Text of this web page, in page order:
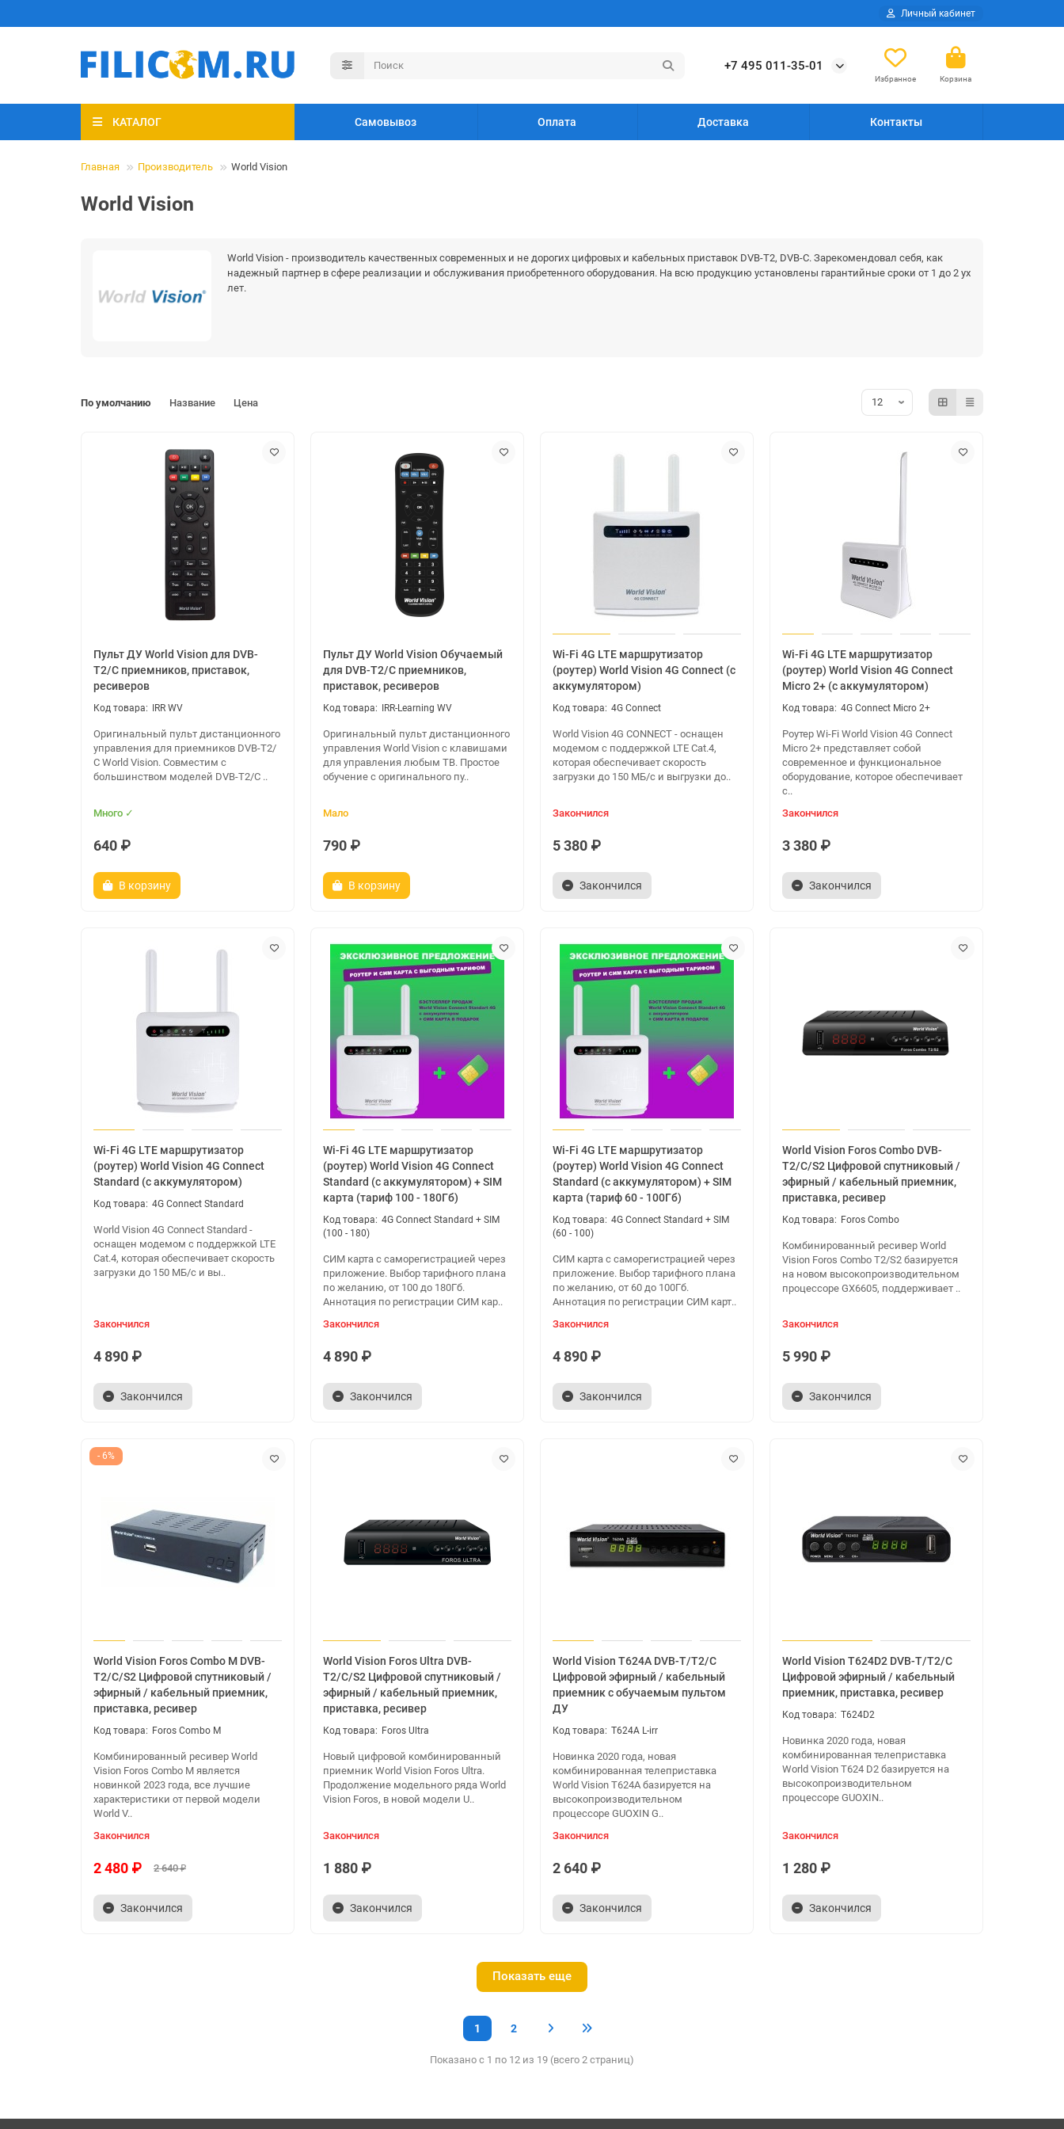
Личный кабинет
+7 495 011-35-01
Избранное Корзина
КАТАЛОГ Самовывоз Оплата Доставка Контакты
Главная Производитель World Vision
World Vision
World Vision - производитель качественных современных и не дорогих цифровых и кабельных приставок DVB-T2, DVB-C. Зарекомендовал себя, как
надежный партнер в сфере реализации и обслуживания приобретенного оборудования. На всю продукцию установлены гарантийные сроки от 1 до 2 ух
лет.
По умолчанию Название Цена
Пульт ДУ World Vision для DVB-
T2/C приемников, приставок,
ресиверов
IRR WV
Оригинальный пульт дистанционного
управления для приемников DVB-T2/
С World Vision. Совместим с
большинством моделей DVB-T2/C ..
Много ✓
640 ₽
В корзину
Пульт ДУ World Vision Обучаемый
для DVB-T2/C приемников,
приставок, ресиверов
IRR-Learning WV
Оригинальный пульт дистанционного
управления World Vision с клавишами
для управления любым ТВ. Простое
обучение с оригинального пу..
Мало
790 ₽
В корзину
Wi-Fi 4G LTE маршрутизатор
(роутер) World Vision 4G Connect (с
аккумулятором)
4G Connect
World Vision 4G CONNECT - оснащен
модемом с поддержкой LTE Cat.4,
которая обеспечивает скорость
загрузки до 150 МБ/с и выгрузки до..
Закончился
5 380 ₽
Закончился
Wi-Fi 4G LTE маршрутизатор
(роутер) World Vision 4G Connect
Micro 2+ (с аккумулятором)
4G Connect Micro 2+
Роутер Wi-Fi World Vision 4G Connect
Micro 2+ представляет собой
современное и функциональное
оборудование, которое обеспечивает
с..
Закончился
3 380 ₽
Закончился
Wi-Fi 4G LTE маршрутизатор
(роутер) World Vision 4G Connect
Standard (с аккумулятором)
4G Connect Standard
World Vision 4G Connect Standard -
оснащен модемом с поддержкой LTE
Cat.4, которая обеспечивает скорость
загрузки до 150 МБ/с и вы..
Закончился
4 890 ₽
Закончился
Wi-Fi 4G LTE маршрутизатор
(роутер) World Vision 4G Connect
Standard (с аккумулятором) + SIM
карта (тариф 100 - 180Гб)
4G Connect Standard + SIM
(100 - 180)
СИМ карта с саморегистрацией через
приложение. Выбор тарифного плана
по желанию, от 100 до 180Гб.
Аннотация по регистрации СИМ кар..
Закончился
4 890 ₽
Закончился
Wi-Fi 4G LTE маршрутизатор
(роутер) World Vision 4G Connect
Standard (с аккумулятором) + SIM
карта (тариф 60 - 100Гб)
4G Connect Standard + SIM
(60 - 100)
СИМ карта с саморегистрацией через
приложение. Выбор тарифного плана
по желанию, от 60 до 100Гб.
Аннотация по регистрации СИМ карт..
Закончился
4 890 ₽
Закончился
World Vision Foros Combo DVB-
T2/C/S2 Цифровой спутниковый /
эфирный / кабельный приемник,
приставка, ресивер
Foros Combo
Комбинированный ресивер World
Vision Foros Combo T2/S2 базируется
на новом высокопроизводительном
процессоре GX6605, поддерживает ..
Закончился
5 990 ₽
Закончился
- 6%
World Vision Foros Combo M DVB-
T2/C/S2 Цифровой спутниковый /
эфирный / кабельный приемник,
приставка, ресивер
Foros Combo M
Комбинированный ресивер World
Vision Foros Combo M является
новинкой 2023 года, все лучшие
характеристики от первой модели
World V..
Закончился
2 480 ₽ 2 640 ₽
Закончился
World Vision Foros Ultra DVB-
T2/C/S2 Цифровой спутниковый /
эфирный / кабельный приемник,
приставка, ресивер
Foros Ultra
Новый цифровой комбинированный
приемник World Vision Foros Ultra.
Продолжение модельного ряда World
Vision Foros, в новой модели U..
Закончился
1 880 ₽
Закончился
World Vision T624A DVB-T/T2/C
Цифровой эфирный / кабельный
приемник с обучаемым пультом
ДУ
T624A L-irr
Новинка 2020 года, новая
комбинированная телеприставка
World Vision T624A базируется на
высокопроизводительном
процессоре GUOXIN G..
Закончился
2 640 ₽
Закончился
World Vision T624D2 DVB-T/T2/C
Цифровой эфирный / кабельный
приемник, приставка, ресивер
T624D2
Новинка 2020 года, новая
комбинированная телеприставка
World Vision T624 D2 базируется на
высокопроизводительном
процессоре GUOXIN..
Закончился
1 280 ₽
Закончился
Показать еще
1 2
Показано с 1 по 12 из 19 (всего 2 страниц)